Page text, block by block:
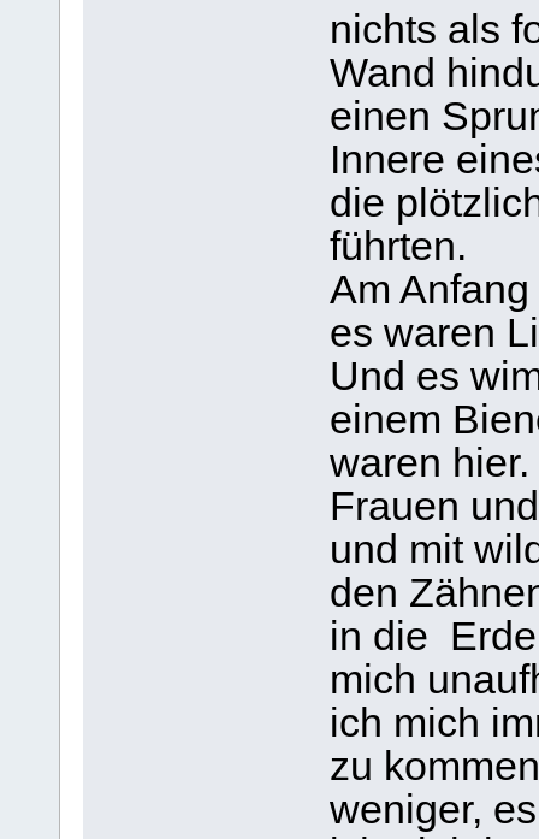
nichts als
Wand
einen
Innere
die
führten.
Am
es waren
Und es
einem
waren
Frauen
und mit
den
in die
mich
ich mich
zu
weniger,